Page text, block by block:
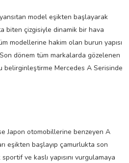
model eşikten başlayarak
biten çizgisiyle dinamik bir hava
modellerine hakim olan burun yapısı
dönem tüm markalarda gözelenen
belirginleştirme Mercedes A Serisinde
Japon otomobillerine benzeyen A
eşikten başlayıp çamurlukta son
ve kaslı yapısını vurgulamaya